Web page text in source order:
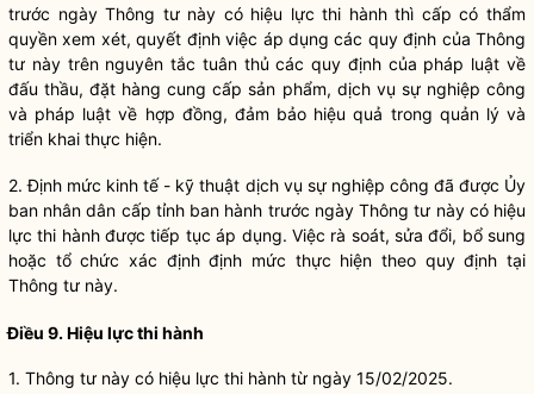
trước ngày Thông tư này có hiệu lực thi hành thì cấp có thẩm
quyền xem xét, quyết định việc áp dụng các quy định của Thông
tư này trên nguyên tắc tuân thủ các quy định của pháp luật về
đấu thầu, đặt hàng cung cấp sản phẩm, dịch vụ sự nghiệp công
và pháp luật về hợp đồng, đảm bảo hiệu quả trong quản lý và
triển khai thực hiện.
2. Định mức kinh tế - kỹ thuật dịch vụ sự nghiệp công đã được Ủy
ban nhân dân cấp tỉnh ban hành trước ngày Thông tư này có hiệu
lực thi hành được tiếp tục áp dụng. Việc rà soát, sửa đổi, bổ sung
hoặc tổ chức xác định định mức thực hiện theo quy định tại
Thông tư này.
Điều 9. Hiệu lực thi hành
1. Thông tư này có hiệu lực thi hành từ ngày 15/02/2025.